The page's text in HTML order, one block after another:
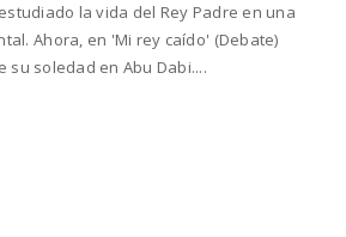
la vida del Rey Padre en una
Ahora, en 'Mi rey caído' (Debate)
soledad en Abu Dabi....